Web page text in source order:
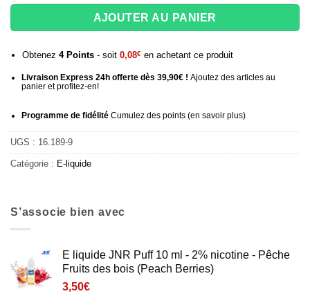
AJOUTER AU PANIER
Obtenez 4Points- soit 0,08€ en achetant ce produit
Livraison Express 24h offerte dès 39,90€ ! Ajoutez des articles au
panier et profitez-en!
Programme de fidélitéCumulez des points (en savoir plus)
UGS : 16.189-9
Catégorie : E-liquide
S’associe bien avec
E liquide JNR Puff 10 ml - 2% nicotine - Pêche
Fruits des bois (Peach Berries)
3,50€